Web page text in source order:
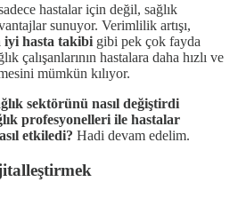
hastalar için değil, sağlık
sunuyor. Verimlilik artışı,
iyi hasta takibi gibi pek çok fayda
çalışanlarının hastalara daha hızlı ve
mümkün kılıyor.
sektörünü nasıl değiştirdi
profesyonelleri ile hastalar
etkiledi? Hadi devam edelim.